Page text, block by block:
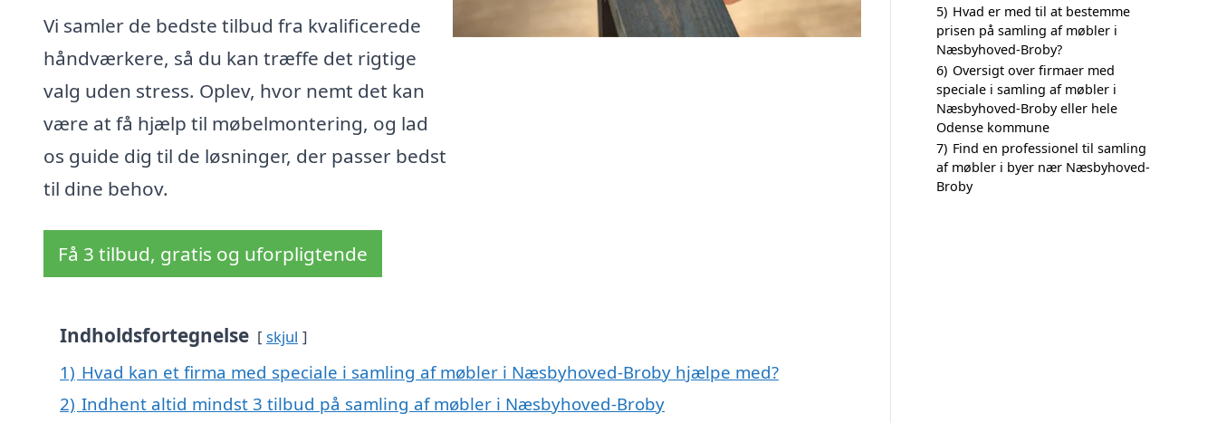
Vi samler de bedste tilbud fra kvalificerede
håndværkere, så du kan træffe det rigtige
valg uden stress. Oplev, hvor nemt det kan
være at få hjælp til møbelmontering, og lad
os guide dig til de løsninger, der passer bedst
til dine behov.
Få 3 tilbud, gratis og uforpligtende
Indholdsfortegnelse skjul
1) Hvad kan et firma med speciale i samling af møbler i Næsbyhoved-Broby hjælpe med?
2) Indhent altid mindst 3 tilbud på samling af møbler i Næsbyhoved-Broby
5) Hvad er med til at bestemme
prisen på samling af møbler i
Næsbyhoved-Broby?
6) Oversigt over firmaer med
speciale i samling af møbler i
Næsbyhoved-Broby eller hele
Odense kommune
7) Find en professionel til samling
af møbler i byer nær Næsbyhoved-
Broby